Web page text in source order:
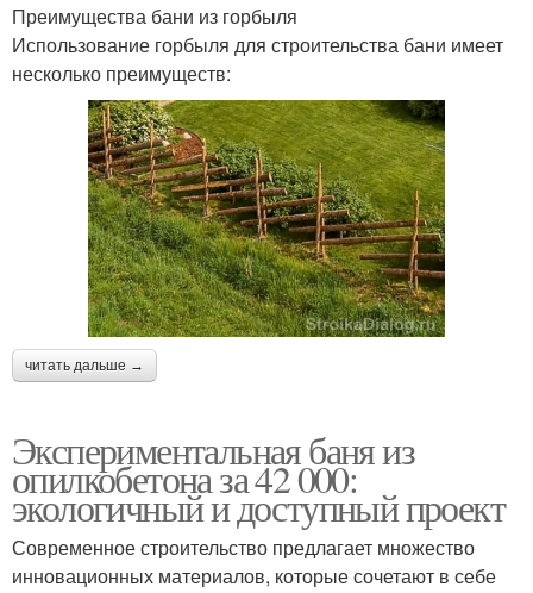
Преимущества бани из горбыля
Использование горбыля для строительства бани имеет
несколько преимуществ:
читать дальше →
Экспериментальная баня из
опилкобетона за 42 000:
экологичный и доступный проект
Современное строительство предлагает множество
инновационных материалов, которые сочетают в себе